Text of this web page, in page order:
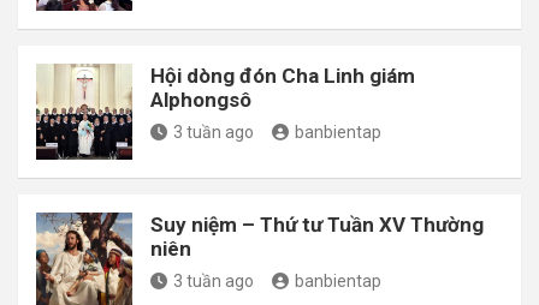
Hội dòng đón Cha Linh giám
Alphongsô
3 tuần ago banbientap
Suy niệm – Thứ tư Tuần XV Thường
niên
3 tuần ago banbientap